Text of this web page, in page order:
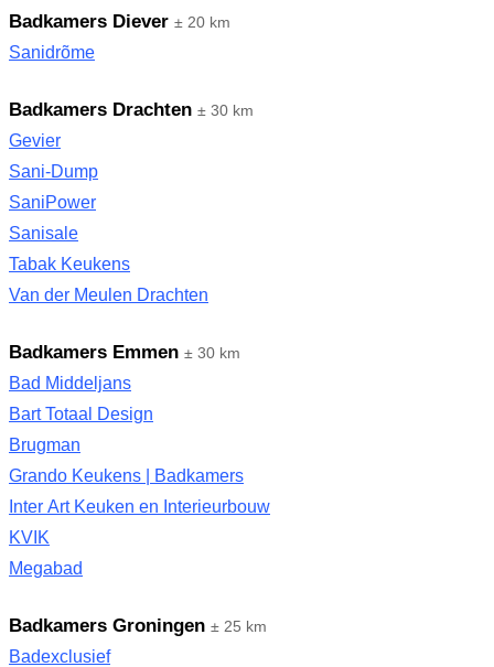
Badkamers Diever ± 20 km
Sanidrõme
Badkamers Drachten ± 30 km
Gevier
Sani-Dump
SaniPower
Sanisale
Tabak Keukens
Van der Meulen Drachten
Badkamers Emmen ± 30 km
Bad Middeljans
Bart Totaal Design
Brugman
Grando Keukens | Badkamers
Inter Art Keuken en Interieurbouw
KVIK
Megabad
Badkamers Groningen ± 25 km
Badexclusief